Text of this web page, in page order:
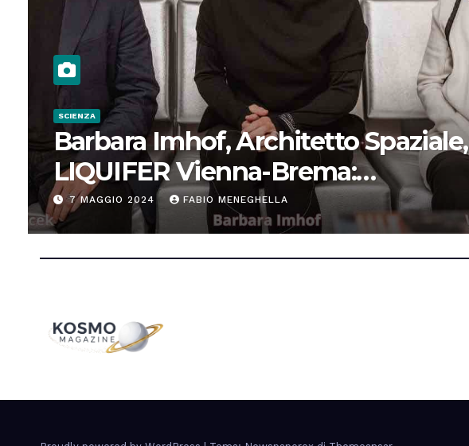
SCIENZA
Barbara Imhof, Architetto Spaziale,
LIQUIFER Vienna-Brema:
“Progettiamo habitat per lo Spazio”
7 MAGGIO 2024 FABIO MENEGHELLA